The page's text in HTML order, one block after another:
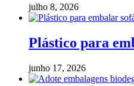
julho 8, 2026
Plástico para
junho 17, 2026